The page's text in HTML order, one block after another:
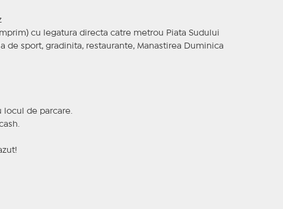
cu legatura directa catre metrou Piata Sudului
de sport, gradinita, restaurante, Manastirea Duminica
de parcare.